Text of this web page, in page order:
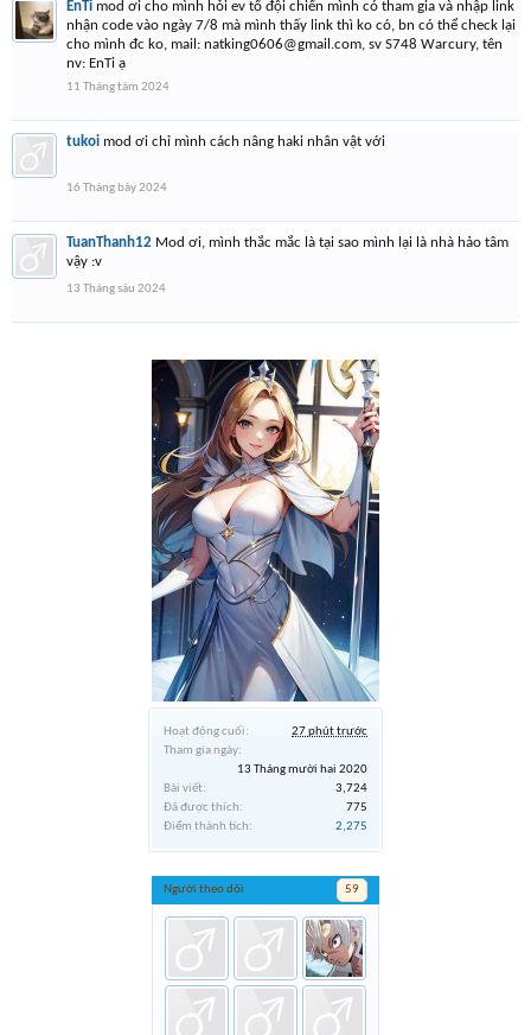
Hoạt động cuối:
27 phút trước
Tham gia ngày:
13 Tháng mười hai 2020
Bài viết:
3,724
Đã được thích:
775
Điểm thành tích:
2,275
Người theo dõi 59
EnTi mod ơi cho mình hỏi ev tổ đội chiến mình có tham gia và nhập link
nhận code vào ngày 7/8 mà mình thấy link thì ko có, bn có thể check lại
cho mình đc ko, mail: natking0606@gmail.com, sv S748 Warcury, tên
nv: EnTi ạ
11 Tháng tám 2024
tukoi mod ơi chỉ mình cách nâng haki nhân vật với
16 Tháng bảy 2024
TuanThanh12 Mod ơi, mình thắc mắc là tại sao mình lại là nhà hảo tâm
vậy :v
13 Tháng sáu 2024